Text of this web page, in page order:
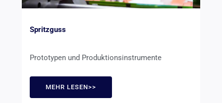
Spritzguss
Prototypen und Produktionsinstrumente
MEHR LESEN>>